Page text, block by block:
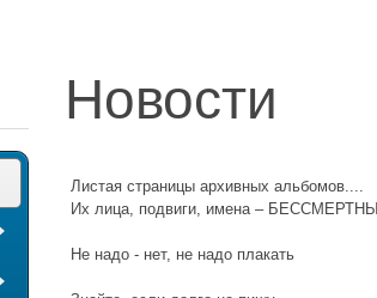
Новости
Листая страницы архивных альбомов....
Их лица, подвиги, имена – БЕССМЕРТНЫ
Не надо - нет, не надо плакать